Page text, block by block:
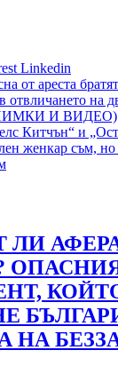
Linkedin
от ареста
отвличането на
И ВИДЕО)
Китчън“ и
женкар съм,
ЛИ
НА